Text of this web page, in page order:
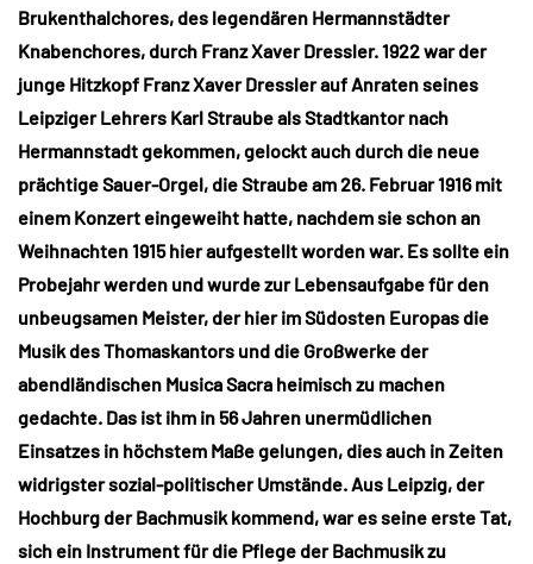
Brukenthalchores, des legendären Hermannstädter
Knabenchores, durch Franz Xaver Dressler. 1922 war der
junge Hitzkopf Franz Xaver Dressler auf Anraten seines
Leipziger Lehrers Karl Straube als Stadtkantor nach
Hermannstadt gekommen, gelockt auch durch die neue
prächtige Sauer-Orgel, die Straube am 26. Februar 1916 mit
einem Konzert eingeweiht hatte, nachdem sie schon an
Weihnachten 1915 hier aufgestellt worden war. Es sollte ein
Probejahr werden und wurde zur Lebensaufgabe für den
unbeugsamen Meister, der hier im Südosten Europas die
Musik des Thomaskantors und die Großwerke der
abendländischen Musica Sacra heimisch zu machen
gedachte. Das ist ihm in 56 Jahren unermüdlichen
Einsatzes in höchstem Maße gelungen, dies auch in Zeiten
widrigster sozial-politischer Umstände. Aus Leipzig, der
Hochburg der Bachmusik kommend, war es seine erste Tat,
sich ein Instrument für die Pflege der Bachmusik zu